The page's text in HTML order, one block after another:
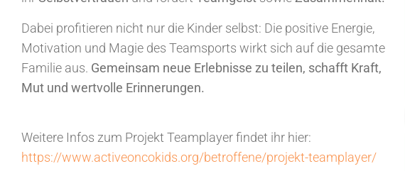
Dabei profitieren nicht nur die Kinder selbst: Die positive Energie,
Motivation und Magie des Teamsports wirkt sich auf die gesamte
Familie aus. Gemeinsam neue Erlebnisse zu teilen, schafft Kraft,
Mut und wertvolle Erinnerungen.
Weitere Infos zum Projekt Teamplayer findet ihr hier:
https://www.activeoncokids.org/betroffene/projekt-teamplayer/